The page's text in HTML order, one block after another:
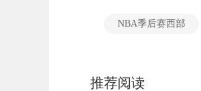
NBA季后赛西部
推荐阅读